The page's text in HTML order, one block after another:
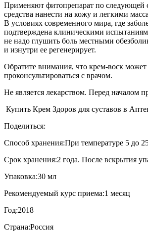
Применяют фитопрепарат по следующей
средства нанести на кожу и легкими
В условиях современного мира, где
подтверждена клиническими
не надо глушить боль местными
и изнутри ее регенерирует.
Обратите внимания, что крем-воск
проконсультироваться с врачом.
Не является лекарством. Перед началом
Купить Крем Здоров для суставов в
Поделиться:
Способ хранения:При температуре 5 до
Срок хранения:2 года. После вскрытия
Упаковка:30 мл
Рекомендуемый курс приема:1 месяц
Год:2018
Страна:Россия